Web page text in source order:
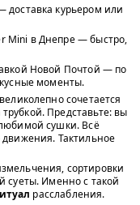
доставка курьером или
Mini в Днепре — быстро,
Новой Почтой — по
моменты.
сочетается
Представьте: вы
сушки. Всё
движения. Тактильное
сортировки
суеты. Именно с такой
расслабления.